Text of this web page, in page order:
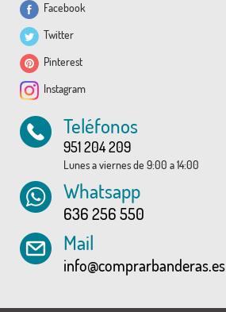
Facebook
Twitter
Pinterest
Instagram
Teléfonos
951 204 209
Lunes a viernes de 9:00 a 14:00
Whatsapp
636 256 550
Mail
info@comprarbanderas.es